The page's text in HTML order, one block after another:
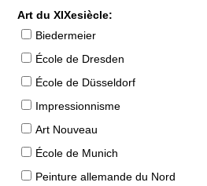
Art du XIXesiècle:
Biedermeier
École de Dresden
École de Düsseldorf
Impressionnisme
Art Nouveau
École de Munich
Peinture allemande du Nord